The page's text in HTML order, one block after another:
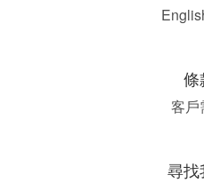
條
客戶
尋找